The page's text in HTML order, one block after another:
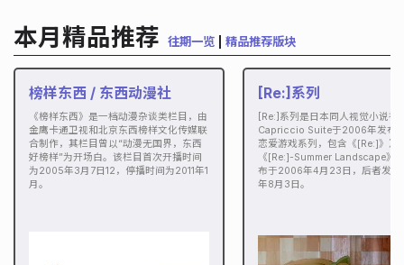
本月精品推荐 往期一览 精品推荐版块
榜样东西 / 东西动漫社
《榜样东西》是一档动漫杂谈类栏目，由
金鹰卡通卫视和北京东西榜样文化传媒联
合制作，其栏目曾以“动漫无国界，东西
好榜样”为开场白。该栏目首次开播时间
为2005年3月7日12，停播时间为2011年1
月。
[Re:]系列
[Re:]系列是日本同人视觉小说社
Capriccio Suite于2006年发布
恋爱游戏系列，包含《[Re:]》及
《[Re:]-Summer Landscape》
布于2006年4月23日，后者发
年8月3日。